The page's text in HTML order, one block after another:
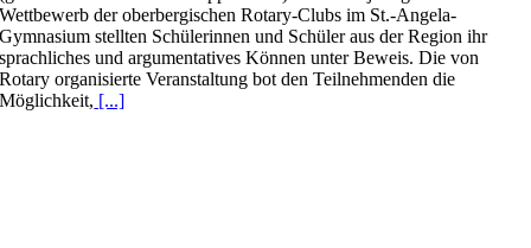
Wettbewerb der oberbergischen Rotary-Clubs im St.-Angela-
Gymnasium stellten Schülerinnen und Schüler aus der Region ihr
sprachliches und argumentatives Können unter Beweis. Die von
Rotary organisierte Veranstaltung bot den Teilnehmenden die
Möglichkeit, [...]